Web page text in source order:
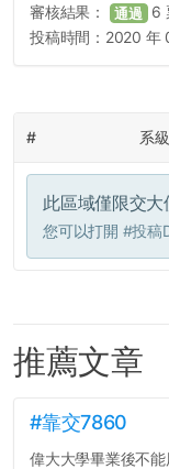
審核結果：
通過 6
投稿時間： 2020 年
# 系級
此區域僅限交
您可以打開 #投稿
推薦文章
#靠交7860
偉大大學畢業後不能